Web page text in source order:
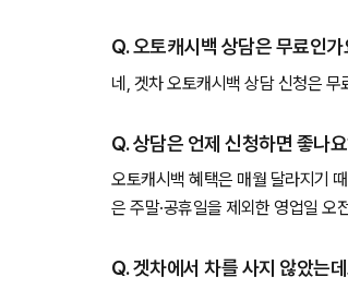
Q. 오토캐시백 상담은 무료인
네, 겟차 오토캐시백 상담 신청은 무
Q. 상담은 언제 신청하면 좋나
오토캐시백 혜택은 매월 달라지기
은 주말·공휴일을 제외한 영업일 오
Q. 겟차에서 차를 사지 않았는